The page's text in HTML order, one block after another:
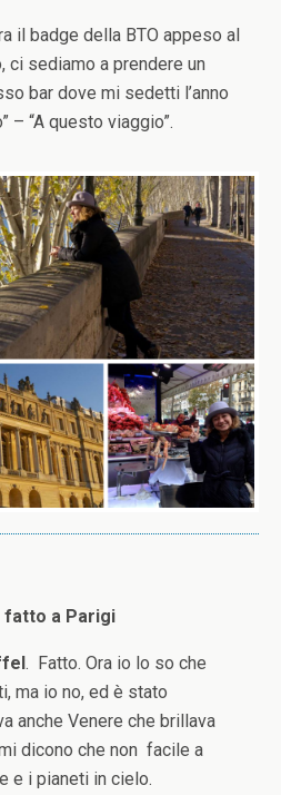
il badge della BTO appeso al
ci sediamo a prendere un
bar dove mi sedetti l’anno
– “A questo viaggio”.
fatto a Parigi
. Fatto. Ora io lo so che
ma io no, ed è stato
anche Venere che brillava
dicono che non facile a
e i pianeti in cielo.